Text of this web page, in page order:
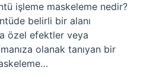
işleme maskeleme nedir?
belirli bir alanı
özel efektler veya
olanak tanıyan bir